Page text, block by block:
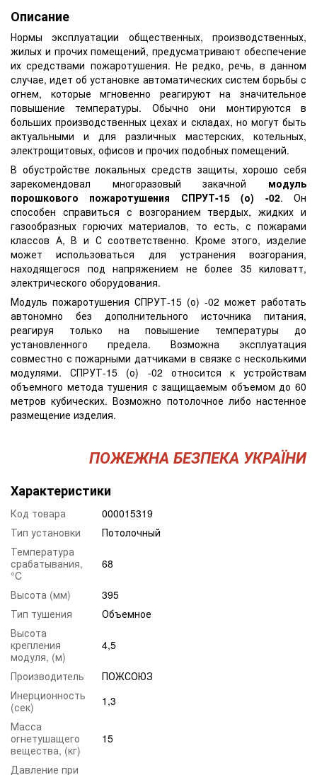
Описание
Нормы эксплуатации общественных, производственных,
жилых и прочих помещений, предусматривают обеспечение
их средствами пожаротушения. Не редко, речь, в данном
случае, идет об установке автоматических систем борьбы с
огнем, которые мгновенно реагируют на значительное
повышение температуры. Обычно они монтируются в
больших производственных цехах и складах, но могут быть
актуальными и для различных мастерских, котельных,
электрощитовых, офисов и прочих подобных помещений.
В обустройстве локальных средств защиты, хорошо себя
зарекомендовал многоразовый закачной модуль
порошкового пожаротушения СПРУТ-15 (о) -02. Он
способен справиться с возгоранием твердых, жидких и
газообразных горючих материалов, то есть, с пожарами
классов А, В и С соответственно. Кроме этого, изделие
может использоваться для устранения возгорания,
находящегося под напряжением не более 35 киловатт,
электрического оборудования.
Модуль пожаротушения СПРУТ-15 (о) -02 может работать
автономно без дополнительного источника питания,
реагируя только на повышение температуры до
установленного предела. Возможна эксплуатация
совместно с пожарными датчиками в связке с несколькими
модулями. СПРУТ-15 (о) -02 относится к устройствам
объемного метода тушения с защищаемым объемом до 60
метров кубических. Возможно потолочное либо настенное
размещение изделия.
ПОЖЕЖНА БЕЗПЕКА УКРАЇНИ
Характеристики
Код товара
000015319
Тип установки
Потолочный
Температура
срабатывания,
°C
68
Высота (мм)
395
Тип тушения
Объемное
Высота
крепления
модуля, (м)
4,5
Производитель
ПОЖСОЮЗ
Инерционность
(сек)
1,3
Масса
огнетушащего
вещества, (кг)
15
Давление при